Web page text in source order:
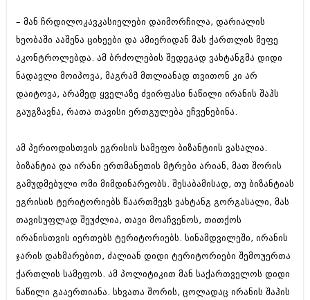
– მან ჩრდილოკავკასიელები დაიმორჩილა, დარიალის
ხეობაში ააშენა ციხეები და ამიერიდან მას ქართლის მეფე
აკონტროლებდა. ამ ბრძოლების შედეგად ვახტანგმა დიდი
ნადავლი მოიპოვა, მაგრამ მთლიანად თვითონ კი არ
დაიტოვა, არამედ ყველაზე ძვირფასი ნაწილი ირანის შაჰს
გაუგზავნა, რათა თავისი ერთგულება ეჩვენებინა.
ამ პერიოდისთვის ეგრისის სამეფო ბიზანტიის ვასალია.
ბიზანტია და ირანი ერთმანეთის მტრები არიან, მათ შორის
გამუდმებული ომი მიმდინარეობს. შესაბამისად, თუ ბიზანტიას
ეგრისის ტერიტორიებს წაართმევს ვახტანგ გორგასალი, მას
თავისუფლად შეუძლია, თავი მოაჩვენოს, თითქოს
ირანისთვის იერთებს ტერიტორიებს. სინამდვილეში, ირანის
ჯარის დახმარებით, ძალიან დიდი ტერიტორიები შემოუერთა
ქართლის სამეფოს. ამ პოლიტიკით მან საქართველოს დიდი
ნაწილი გააერთიანა. სხვათა შორის, ცოლადაც ირანის შაჰის